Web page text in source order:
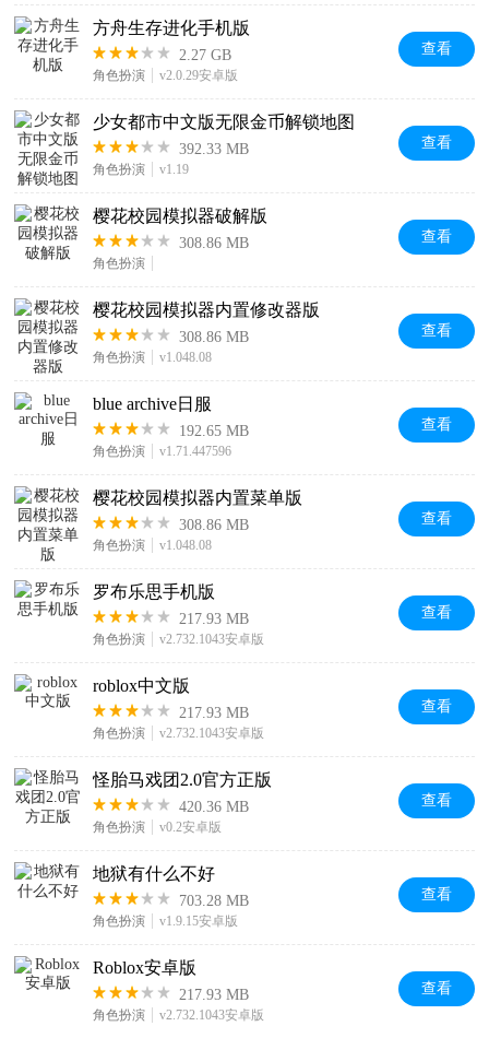
方舟生存进化手机版
2.27 GB
角色扮演 v2.0.29安卓版
查看
少女都市中文版无限金币解锁地图
392.33 MB
角色扮演 v1.19
查看
樱花校园模拟器破解版
308.86 MB
角色扮演
查看
樱花校园模拟器内置修改器版
308.86 MB
角色扮演 v1.048.08
查看
blue archive日服
192.65 MB
角色扮演 v1.71.447596
查看
樱花校园模拟器内置菜单版
308.86 MB
角色扮演 v1.048.08
查看
罗布乐思手机版
217.93 MB
角色扮演 v2.732.1043安卓版
查看
roblox中文版
217.93 MB
角色扮演 v2.732.1043安卓版
查看
怪胎马戏团2.0官方正版
420.36 MB
角色扮演 v0.2安卓版
查看
地狱有什么不好
703.28 MB
角色扮演 v1.9.15安卓版
查看
Roblox安卓版
217.93 MB
角色扮演 v2.732.1043安卓版
查看